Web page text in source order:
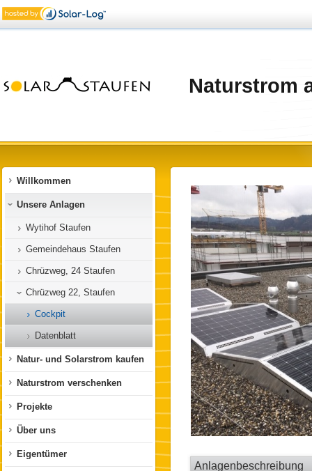
Naturstrom
Willkommen
Unsere Anlagen
Wytihof Staufen
Gemeindehaus Staufen
Chrüzweg, 24 Staufen
Chrüzweg 22, Staufen
Cockpit
Datenblatt
Natur- und Solarstrom kaufen
Naturstrom verschenken
Projekte
Über uns
Eigentümer
Anlagenbeschreibung